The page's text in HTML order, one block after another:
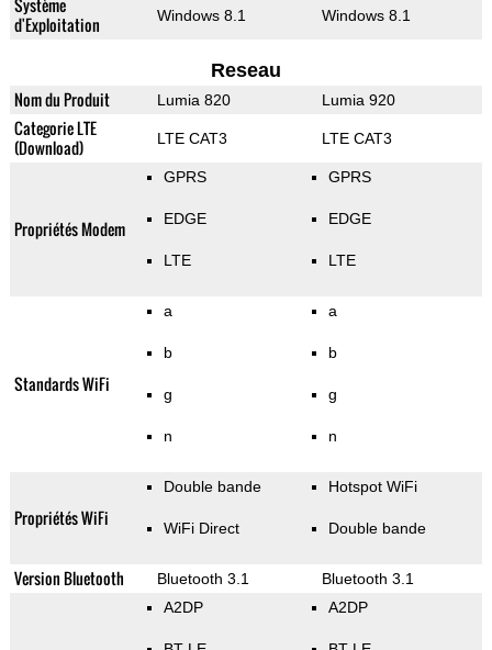
Système
d'Exploitation
Windows 8.1 Windows 8.1
Reseau
Nom du Produit Lumia 820 Lumia 920
Categorie LTE
(Download)
LTE CAT3 LTE CAT3
Propriétés Modem
GPRS
EDGE
LTE
GPRS
EDGE
LTE
Standards WiFi
a
b
g
n
a
b
g
n
Propriétés WiFi
Double bande
WiFi Direct
Hotspot WiFi
Double bande
Version Bluetooth Bluetooth 3.1 Bluetooth 3.1
A2DP A2DP